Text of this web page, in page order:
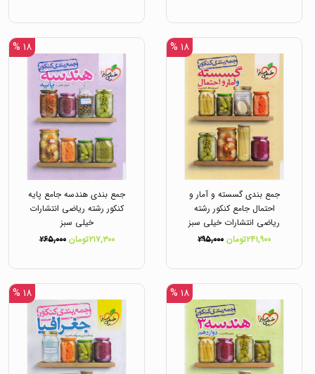
۱۸ %
جمع بندی گسسته و آمار و
احتمال جامع کنکور رشته
ریاضی انتشارات خیلی سبز
۲۴۱,۹۰۰تومان
۲۹۵,۰۰۰
۱۸ %
جمع بندی هندسه جامع پایه
کنکور رشته ریاضی انتشارات
خیلی سبز
۲۱۷,۳۰۰تومان
۲۶۵,۰۰۰
۱۸ % ۱۸ %